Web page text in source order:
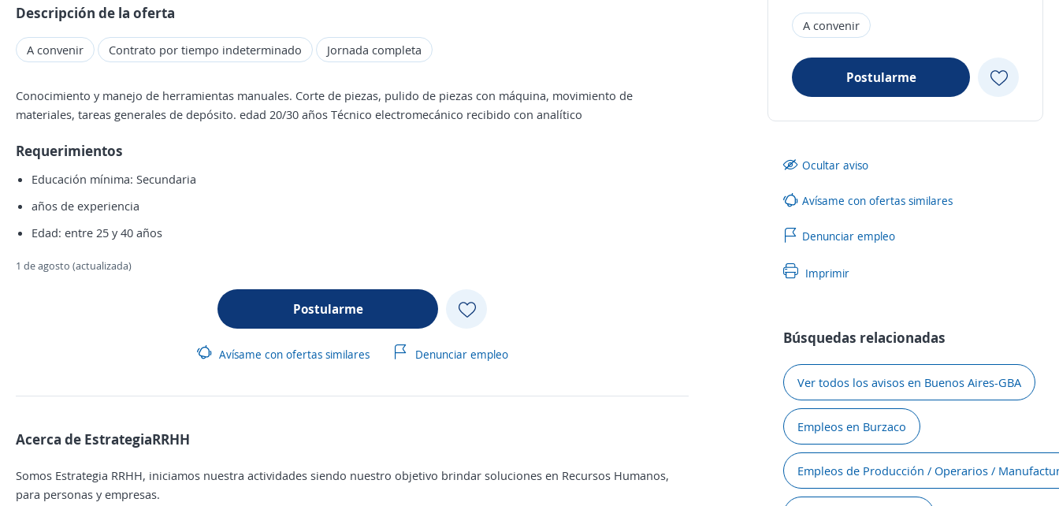
Descripción de la oferta
A convenir Contrato por tiempo indeterminado Jornada completa
Conocimiento y manejo de herramientas manuales. Corte de piezas, pulido de piezas con máquina, movimiento de
materiales, tareas generales de depósito. edad 20/30 años Técnico electromecánico recibido con analítico
Requerimientos
Educación mínima: Secundaria
años de experiencia
Edad: entre 25 y 40 años
1 de agosto (actualizada)
Postularme
Avísame con ofertas similares Denunciar empleo
Acerca de EstrategiaRRHH
Somos Estrategia RRHH, iniciamos nuestra actividades siendo nuestro objetivo brindar soluciones en Recursos Humanos,
para personas y empresas.
A convenir
Postularme
Ocultar aviso
Avísame con ofertas similares
Denunciar empleo
Imprimir
Búsquedas relacionadas
Ver todos los avisos en Buenos Aires-GBA
Empleos en Burzaco
Empleos de Producción / Operarios /